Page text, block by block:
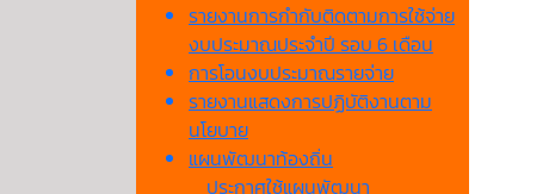
รายงานการกำกับติดตามการใช้จ่าย
งบประมาณประจำปี รอบ 6 เดือน
การโอนงบประมาณรายจ่าย
รายงานแสดงการปฏิบัติงานตาม
นโยบาย
แผนพัฒนาท้องถิ่น
ประกาศใช้แผนพัฒนา